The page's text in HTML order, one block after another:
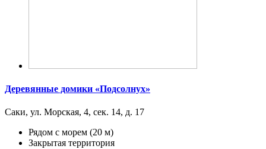
Деревянные домики «Подсолнух»
Саки, ул. Морская, 4, сек. 14, д. 17
Рядом с морем (20 м)
Закрытая территория